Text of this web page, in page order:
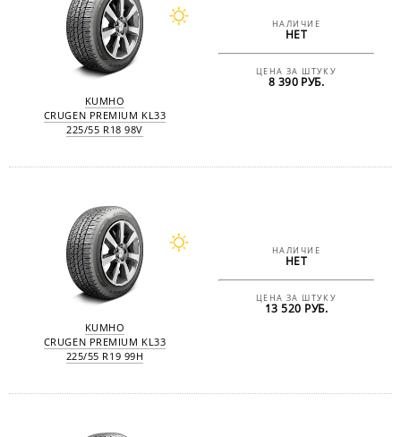
KUMHO
CRUGEN PREMIUM KL33
225/55 R18 98V
НАЛИЧИЕ
НЕТ
ЦЕНА ЗА ШТУКУ
8 390 РУБ.
KUMHO
CRUGEN PREMIUM KL33
225/55 R19 99H
НАЛИЧИЕ
НЕТ
ЦЕНА ЗА ШТУКУ
13 520 РУБ.